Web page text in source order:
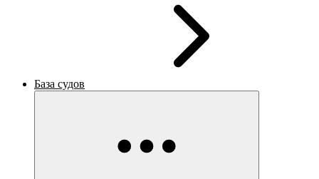
База судов